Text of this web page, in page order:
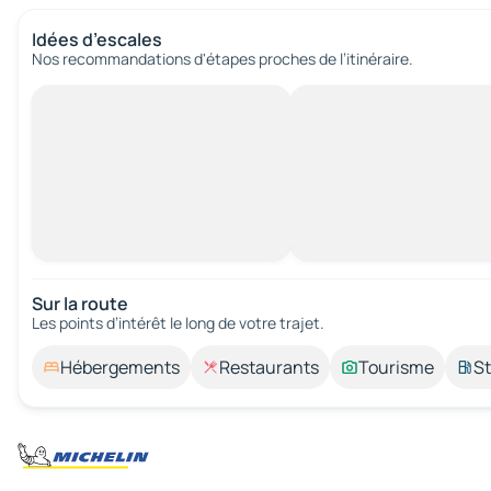
Idées d’escales
Nos recommandations d'étapes proches de l’itinéraire.
Sur la route
Les points d’intérêt le long de votre trajet.
Hébergements Restaurants Tourisme